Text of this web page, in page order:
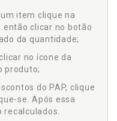
item clique na
clicar no botão
da quantidade;
no ícone da
produto;
do PAP, clique
se. Após essa